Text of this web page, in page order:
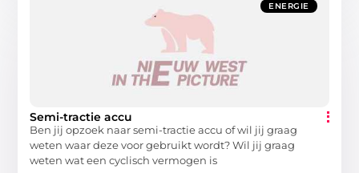
ENERGIE
Semi-tractie accu
Ben jij opzoek naar semi-tractie accu of wil jij graag
weten waar deze voor gebruikt wordt? Wil jij graag
weten wat een cyclisch vermogen is